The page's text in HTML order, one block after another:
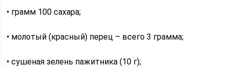
• грамм 100 сахара;
• молотый (красный) перец – всего 3 грамма;
• сушеная зелень пажитника (10 г);